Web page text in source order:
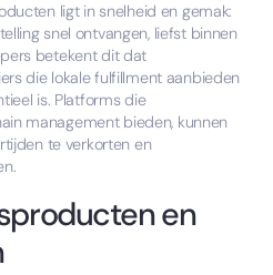
ligt in snelheid en gemak:
snel ontvangen, liefst binnen
betekent dit dat
die lokale fulfillment aanbieden
is. Platforms die
management bieden, kunnen
te verkorten en
en